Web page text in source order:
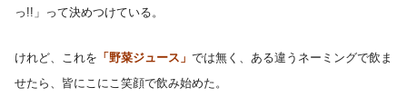
っ!!」って決めつけている。
けれど、これを 「野菜ジュース」 では無く、ある違うネーミングで飲ま
せたら、皆にこにこ笑顔で飲み始めた。